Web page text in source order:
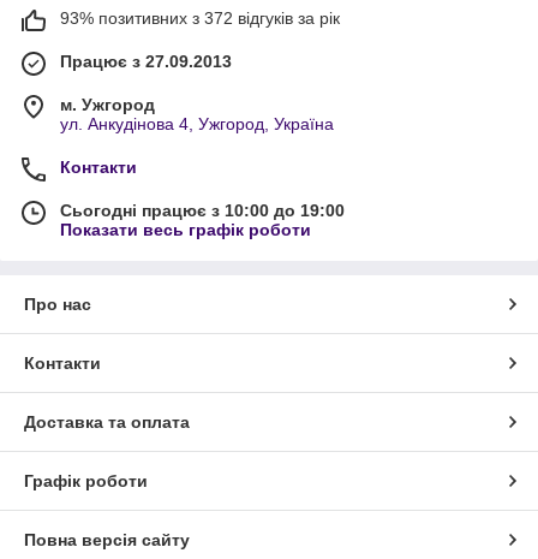
93% позитивних з 372 відгуків за рік
Працює з 27.09.2013
м. Ужгород
ул. Анкудінова 4, Ужгород, Україна
Контакти
Сьогодні працює з 10:00 до 19:00
Показати весь графік роботи
Про нас
Контакти
Доставка та оплата
Графік роботи
Повна версія сайту